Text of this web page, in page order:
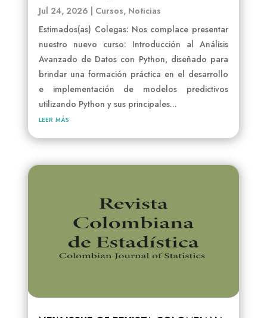
Jul 24, 2026 Cursos, Noticias
Estimados(as) Colegas: Nos complace presentar
nuestro nuevo curso: Introducción al Análisis
Avanzado de Datos con Python, diseñado para
brindar una formación práctica en el desarrollo
e implementación de modelos predictivos
utilizando Python y sus principales...
leer más